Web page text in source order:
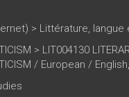
> Littérature, langue
> LIT004130
/ European /